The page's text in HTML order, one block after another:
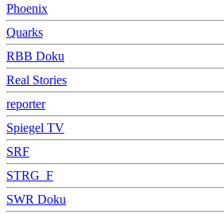
Phoenix
Quarks
RBB Doku
Real Stories
reporter
Spiegel TV
SRF
STRG_F
SWR Doku